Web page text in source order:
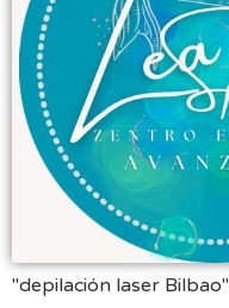
"depilación laser Bilbao"